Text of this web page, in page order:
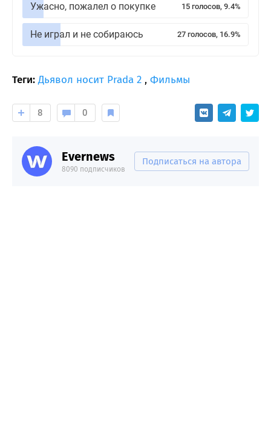
Ужасно, пожалел о покупке 15 голосов, 9.4%
Не играл и не собираюсь 27 голосов, 16.9%
Теги: Дьявол носит Prada 2 , Фильмы
8 0
Evernews
8090 подписчиков
Подписаться на автора